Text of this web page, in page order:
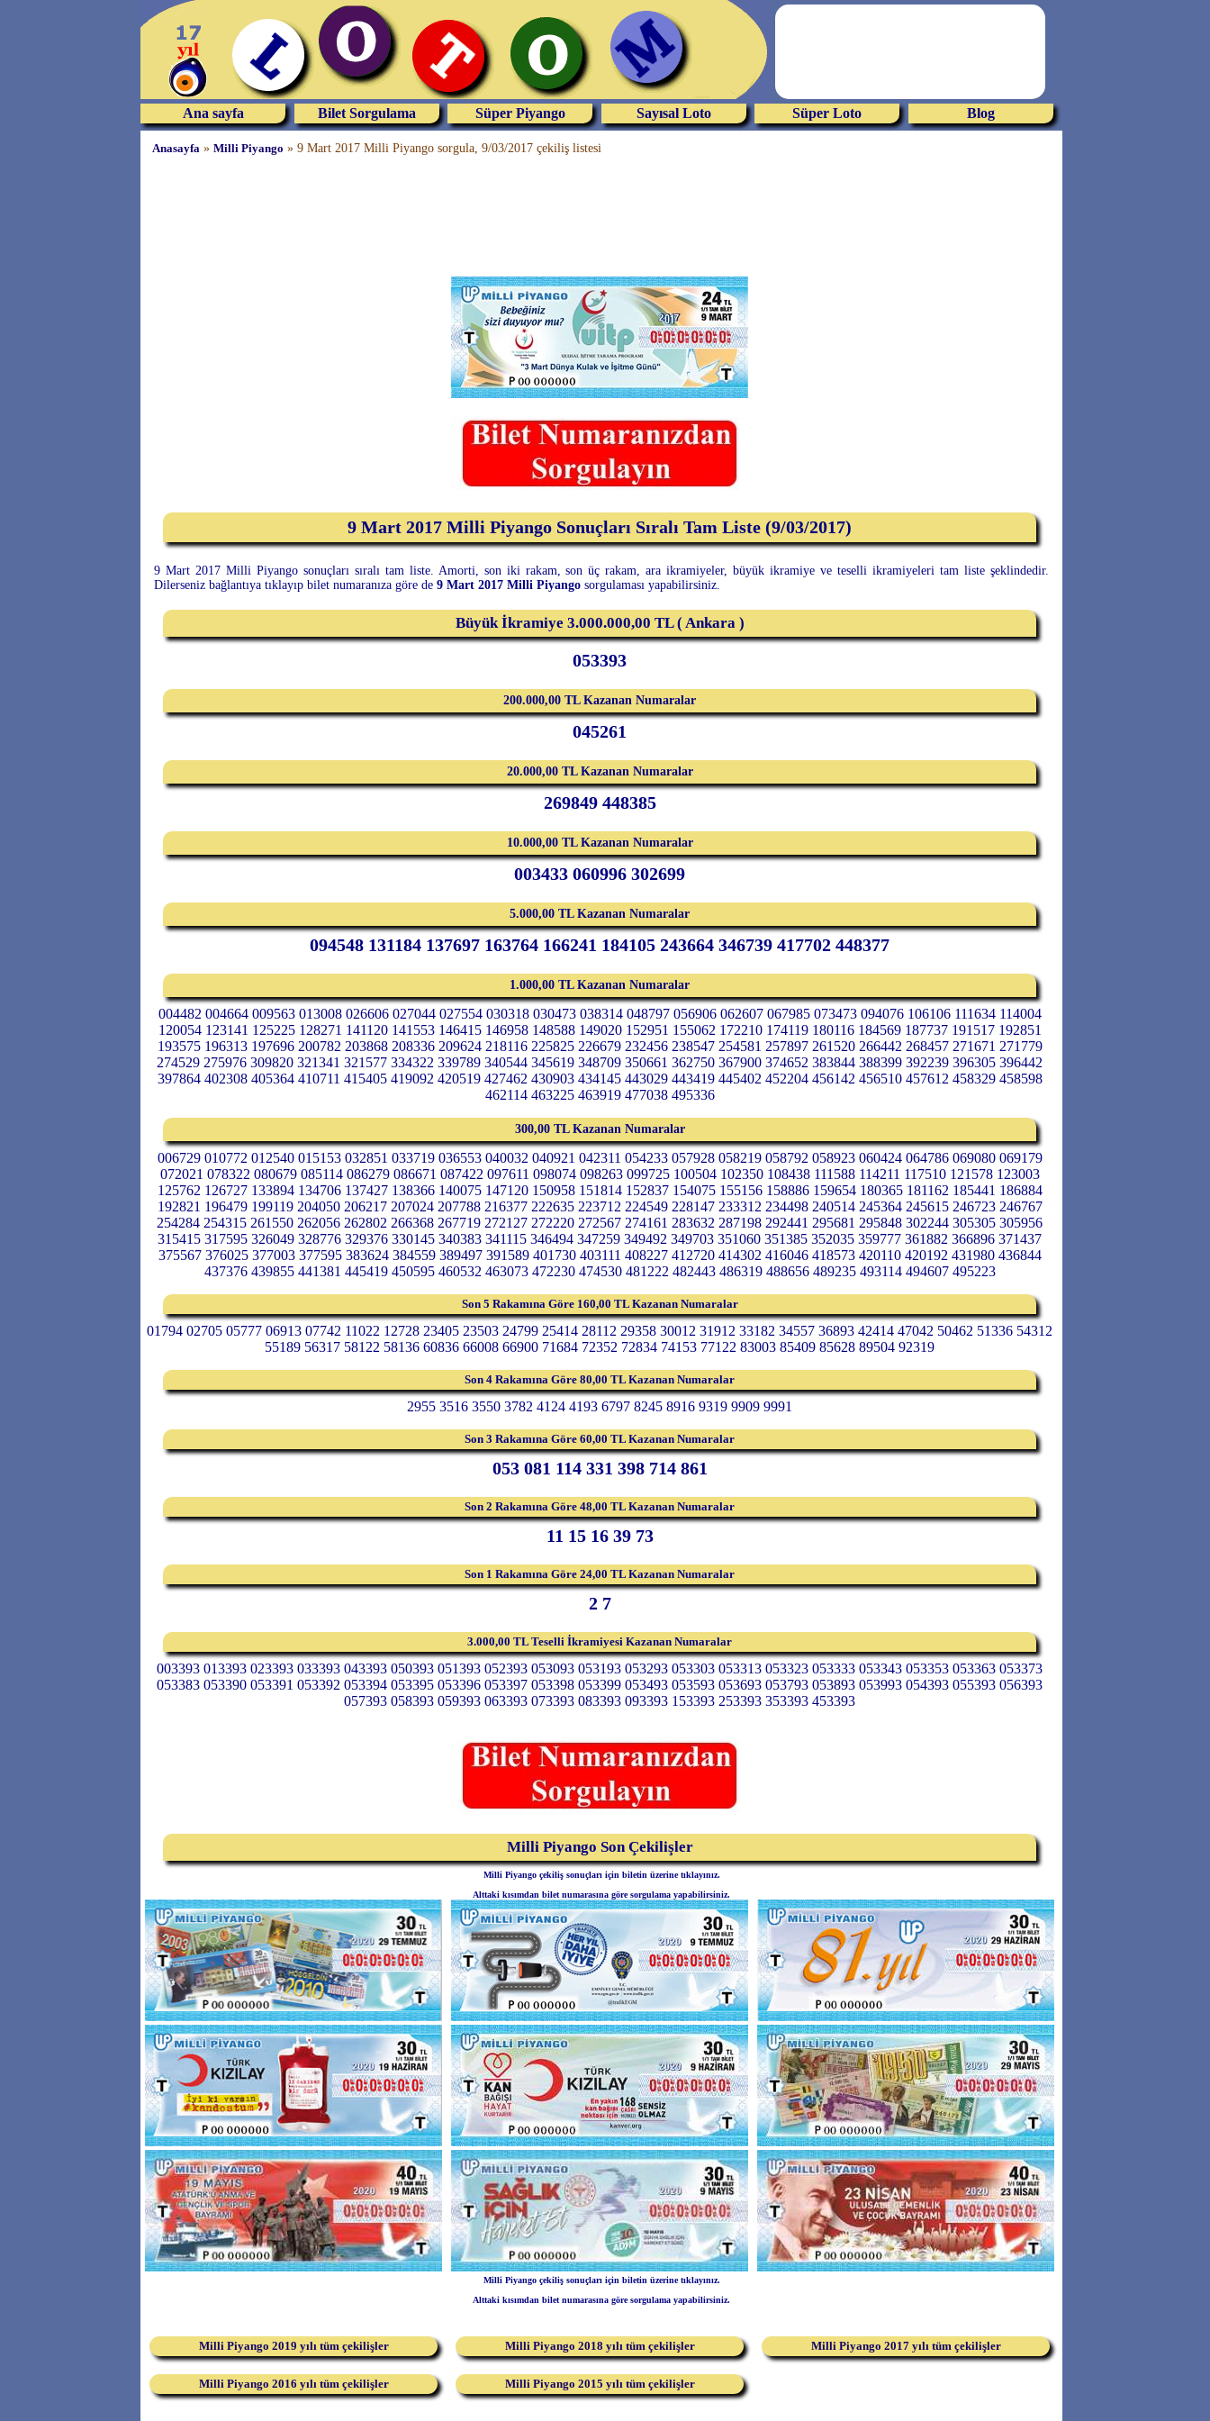
Ana sayfa Bilet Sorgulama Süper Piyango Sayısal Loto Süper Loto Blog
Anasayfa » Milli Piyango » 9 Mart 2017 Milli Piyango sorgula, 9/03/2017 çekiliş listesi
9 Mart 2017 Milli Piyango Sonuçları Sıralı Tam Liste (9/03/2017)
9 Mart 2017 Milli Piyango sonuçları sıralı tam liste. Amorti, son iki rakam, son üç rakam, ara ikramiyeler, büyük ikramiye ve teselli ikramiyeleri tam liste şeklindedir.
Dilerseniz bağlantıya tıklayıp bilet numaranıza göre de 9 Mart 2017 Milli Piyango sorgulaması yapabilirsiniz.
Büyük İkramiye 3.000.000,00 TL ( Ankara )
053393
200.000,00 TL Kazanan Numaralar
045261
20.000,00 TL Kazanan Numaralar
269849 448385
10.000,00 TL Kazanan Numaralar
003433 060996 302699
5.000,00 TL Kazanan Numaralar
094548 131184 137697 163764 166241 184105 243664 346739 417702 448377
1.000,00 TL Kazanan Numaralar
004482 004664 009563 013008 026606 027044 027554 030318 030473 038314 048797 056906 062607 067985 073473 094076 106106 111634 114004
120054 123141 125225 128271 141120 141553 146415 146958 148588 149020 152951 155062 172210 174119 180116 184569 187737 191517 192851
193575 196313 197696 200782 203868 208336 209624 218116 225825 226679 232456 238547 254581 257897 261520 266442 268457 271671 271779
274529 275976 309820 321341 321577 334322 339789 340544 345619 348709 350661 362750 367900 374652 383844 388399 392239 396305 396442
397864 402308 405364 410711 415405 419092 420519 427462 430903 434145 443029 443419 445402 452204 456142 456510 457612 458329 458598
462114 463225 463919 477038 495336
300,00 TL Kazanan Numaralar
006729 010772 012540 015153 032851 033719 036553 040032 040921 042311 054233 057928 058219 058792 058923 060424 064786 069080 069179
072021 078322 080679 085114 086279 086671 087422 097611 098074 098263 099725 100504 102350 108438 111588 114211 117510 121578 123003
125762 126727 133894 134706 137427 138366 140075 147120 150958 151814 152837 154075 155156 158886 159654 180365 181162 185441 186884
192821 196479 199119 204050 206217 207024 207788 216377 222635 223712 224549 228147 233312 234498 240514 245364 245615 246723 246767
254284 254315 261550 262056 262802 266368 267719 272127 272220 272567 274161 283632 287198 292441 295681 295848 302244 305305 305956
315415 317595 326049 328776 329376 330145 340383 341115 346494 347259 349492 349703 351060 351385 352035 359777 361882 366896 371437
375567 376025 377003 377595 383624 384559 389497 391589 401730 403111 408227 412720 414302 416046 418573 420110 420192 431980 436844
437376 439855 441381 445419 450595 460532 463073 472230 474530 481222 482443 486319 488656 489235 493114 494607 495223
Son 5 Rakamına Göre 160,00 TL Kazanan Numaralar
01794 02705 05777 06913 07742 11022 12728 23405 23503 24799 25414 28112 29358 30012 31912 33182 34557 36893 42414 47042 50462 51336 54312
55189 56317 58122 58136 60836 66008 66900 71684 72352 72834 74153 77122 83003 85409 85628 89504 92319
Son 4 Rakamına Göre 80,00 TL Kazanan Numaralar
2955 3516 3550 3782 4124 4193 6797 8245 8916 9319 9909 9991
Son 3 Rakamına Göre 60,00 TL Kazanan Numaralar
053 081 114 331 398 714 861
Son 2 Rakamına Göre 48,00 TL Kazanan Numaralar
11 15 16 39 73
Son 1 Rakamına Göre 24,00 TL Kazanan Numaralar
2 7
3.000,00 TL Teselli İkramiyesi Kazanan Numaralar
003393 013393 023393 033393 043393 050393 051393 052393 053093 053193 053293 053303 053313 053323 053333 053343 053353 053363 053373
053383 053390 053391 053392 053394 053395 053396 053397 053398 053399 053493 053593 053693 053793 053893 053993 054393 055393 056393
057393 058393 059393 063393 073393 083393 093393 153393 253393 353393 453393
Milli Piyango Son Çekilişler
Milli Piyango çekiliş sonuçları için biletin üzerine tıklayınız.
Alttaki kısımdan bilet numarasına göre sorgulama yapabilirsiniz.
Milli Piyango çekiliş sonuçları için biletin üzerine tıklayınız.
Alttaki kısımdan bilet numarasına göre sorgulama yapabilirsiniz.
Milli Piyango 2019 yılı tüm çekilişler Milli Piyango 2018 yılı tüm çekilişler Milli Piyango 2017 yılı tüm çekilişler
Milli Piyango 2016 yılı tüm çekilişler Milli Piyango 2015 yılı tüm çekilişler